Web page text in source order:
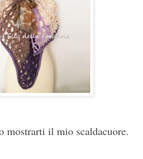
mostrarti il mio scaldacuore.